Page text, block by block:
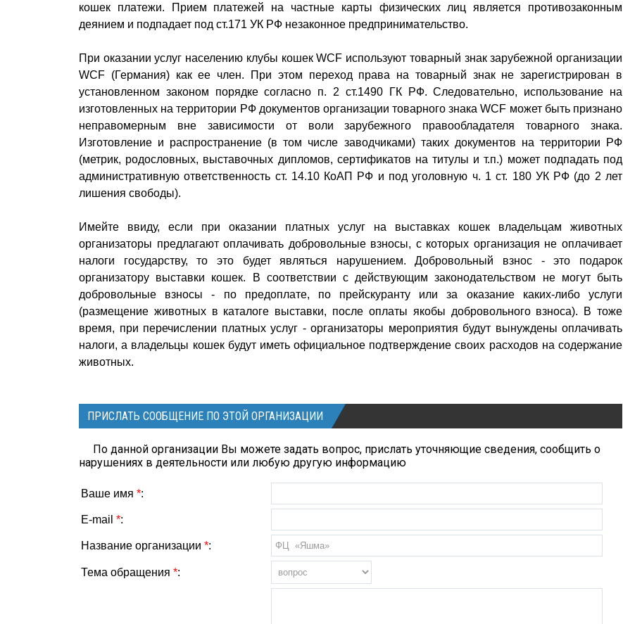
кошек платежи. Прием платежей на частные карты физических лиц является противозаконным
деянием и подпадает под ст.171 УК РФ незаконное предпринимательство.
При оказании услуг населению клубы кошек WCF используют товарный знак зарубежной организации
WCF (Германия) как ее член. При этом переход права на товарный знак не зарегистрирован в
установленном законом порядке согласно п. 2 ст.1490 ГК РФ. Следовательно, использование на
изготовленных на территории РФ документов организации товарного знака WCF может быть признано
неправомерным вне зависимости от воли зарубежного правообладателя товарного знака.
Изготовление и распространение (в том числе заводчиками) таких документов на территории РФ
(метрик, родословных, выставочных дипломов, сертификатов на титулы и т.п.) может подпадать под
административную ответственность ст. 14.10 КоАП РФ и под уголовную ч. 1 ст. 180 УК РФ (до 2 лет
лишения свободы).
Имейте ввиду, если при оказании платных услуг на выставках кошек владельцам животных
организаторы предлагают оплачивать добровольные взносы, с которых организация не оплачивает
налоги государству, то это будет являться нарушением. Добровольный взнос - это подарок
организатору выставки кошек. В соответствии с действующим законодательством не могут быть
добровольные взносы - по предоплате, по прейскуранту или за оказание каких-либо услуги
(размещение животных в каталоге выставки, после оплаты якобы добровольного взноса). В тоже
время, при перечислении платных услуг - организаторы мероприятия будут вынуждены оплачивать
налоги, а владельцы кошек будут иметь официальное подтверждение своих расходов на содержание
животных.
ПРИСЛАТЬ СООБЩЕНИЕ ПО ЭТОЙ ОРГАНИЗАЦИИ
По данной организации Вы можете задать вопрос, прислать уточняющие сведения, сообщить о
нарушениях в деятельности или любую другую информацию
Ваше имя *:
E-mail *:
Название организации *:
Тема обращения *: